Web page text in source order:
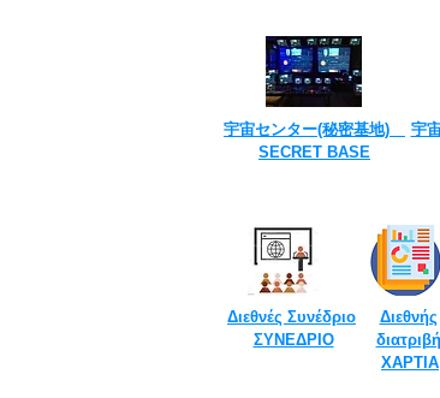
宇宙センター(​秘密基地)
SECRET ​BASE
宇
Διεθνές Συνέδριο
ΣΥΝΕΔΡΙΟ
Διεθνής
διατριβή
ΧΑΡΤΙΑ